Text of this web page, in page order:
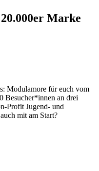
Marke
Modulamore für euch vom
Besucher*innen an drei
Profit Jugend- und
mit am Start?